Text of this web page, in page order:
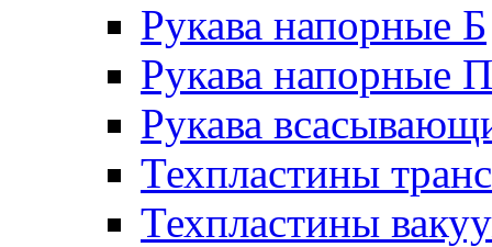
Рукава напорные Б
Рукава напорные П
Рукава
Техпластины
Техпластины